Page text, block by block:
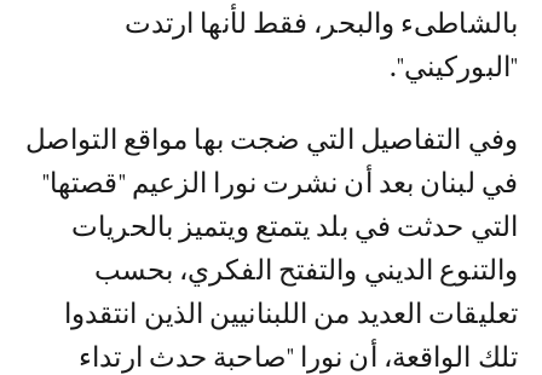
بالشاطىء والبحر، فقط لأنها ارتدت
"البوركيني".
وفي التفاصيل التي ضجت بها مواقع التواصل
في لبنان بعد أن نشرت نورا الزعيم "قصتها"
التي حدثت في بلد يتمتع ويتميز بالحريات
والتنوع الديني والتفتح الفكري، بحسب
تعليقات العديد من اللبنانيين الذين انتقدوا
تلك الواقعة، أن نورا "صاحبة حدث ارتداء